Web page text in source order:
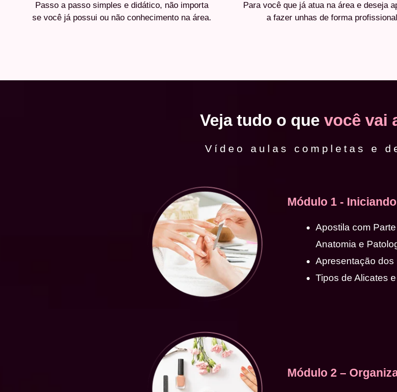
Passo a passo simples e didático, não importa
se você já possui ou não conhecimento na área.
Para você que já atua na área e deseja
a fazer unhas de forma
Veja tudo o que você vai
Vídeo aulas completas e
Módulo 1 -
Apostila com
Anatomia e
Apresentação dos
Tipos de Alicates
Módulo 2 –